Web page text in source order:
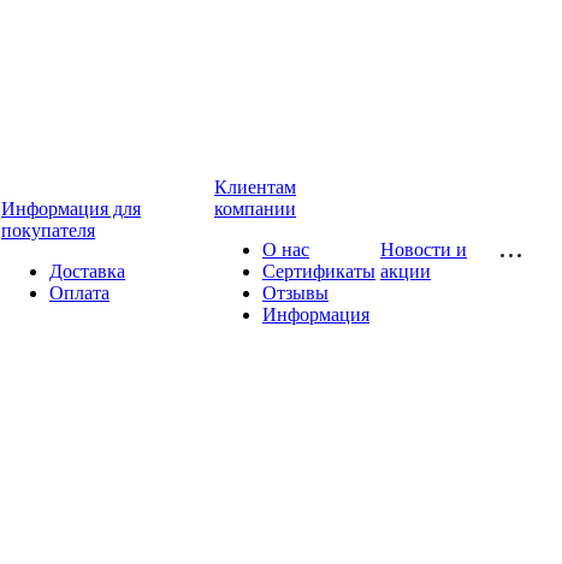
Информация для
покупателя
Доставка
Оплата
Клиентам
компании
О нас
Сертификаты
Отзывы
Информация
Новости и
акции